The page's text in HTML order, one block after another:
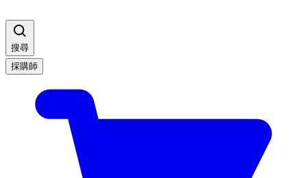
搜尋
採購師